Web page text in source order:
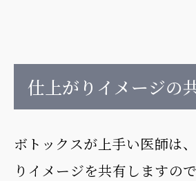
仕上がりイメージの
ボトックスが上手い医師は
りイメージを共有しますの